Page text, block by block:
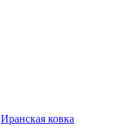
Иранская ковка